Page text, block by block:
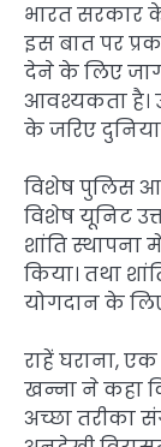
भारत सरकार
इस बात पर
देने के लिए
आवश्यकता है।
के जरिए दुनिया
विशेष पुलिस
विशेष यूनिट
शांति
किया। तथा
योगदान के लिए
राहें घराना,
खन्ना ने कहा
अच्छा तरीका